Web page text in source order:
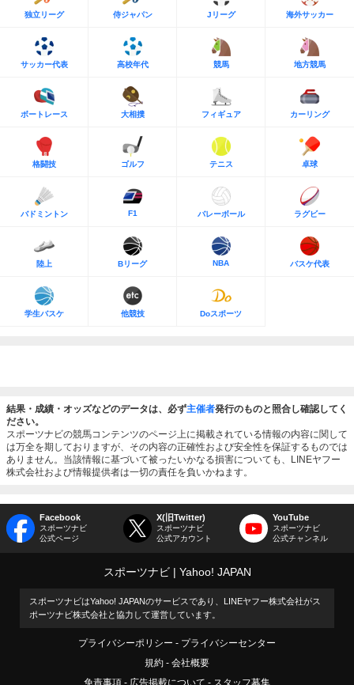
独立リーグ 侍ジャパン Jリーグ 海外サッカー
サッカー代表 高校年代 競馬 地方競馬
ボートレース 大相撲 フィギュア カーリング
格闘技 ゴルフ テニス 卓球
バドミントン F1 バレーボール ラグビー
陸上 Bリーグ NBA バスケ代表
学生バスケ 他競技 Doスポーツ
結果・成績・オッズなどのデータは、必ず主催者発行のものと照合し確認してく
ださい。
スポーツナビの競馬コンテンツのページ上に掲載されている情報の内容に関して
は万全を期しておりますが、その内容の正確性および安全性を保証するものでは
ありません。当該情報に基づいて被ったいかなる損害についても、LINEヤフー
株式会社および情報提供者は一切の責任を負いかねます。
Facebook
スポーツナビ
公式ページ
X(旧Twitter)
スポーツナビ
公式アカウント
YouTube
スポーツナビ
公式チャンネル
スポーツナビ Yahoo! JAPAN
スポーツナビはYahoo! JAPANのサービスであり、LINEヤフー株式会社がス
ポーツナビ株式会社と協力して運営しています。
プライバシーポリシー
プライバシーセンター
規約
会社概要
免責事項
広告掲載について スタッフ募集